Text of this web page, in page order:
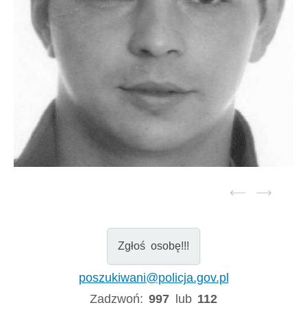
Zgłoś osobę!!!
poszukiwani@policja.gov.pl
Zadzwoń:997 lub 112